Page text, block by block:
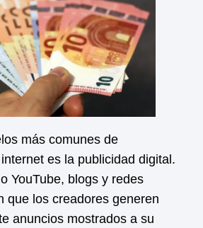
más comunes de
es la publicidad digital.
YouTube, blogs y redes
que los creadores generen
anuncios mostrados a su